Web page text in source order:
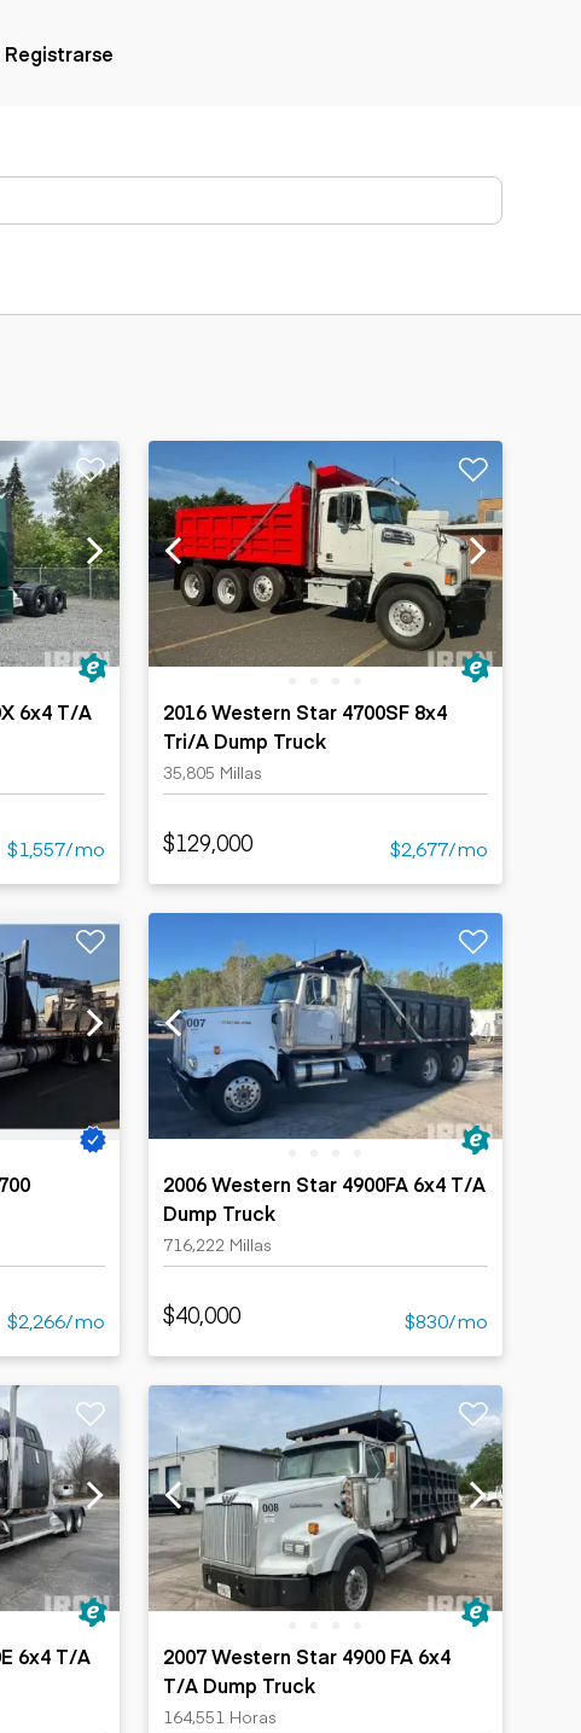
6x4 T/A
$1,557/mo
2016 Western Star 4700SF 8x4
Tri/A Dump Truck
35,805 Millas
$129,000 $2,677/mo
$2,266/mo
2006 Western Star 4900FA 6x4 T/A
Dump Truck
716,222 Millas
$40,000 $830/mo
6x4 T/A
2007 Western Star 4900 FA 6x4
T/A Dump Truck
164,551 Horas